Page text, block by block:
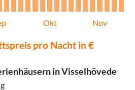
Okt Nov
pro Nacht in €
in Visselhövede